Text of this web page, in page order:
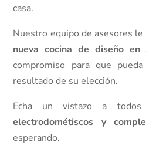
casa.
Nuestro equipo de asesores
nueva cocina de diseño en
compromiso para que
resultado de su elección.
Echa un vistazo a todos
electrodométiscos y
esperando.